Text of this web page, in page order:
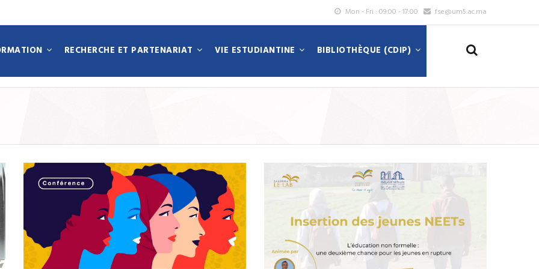
Mon - Fri : 09:00 - 17:00 fse@um5.ac.ma
RECHERCHE ET PARTENARIAT VIE ESTUDIANTINE BIBLIOTHÈQUE (CDIP)